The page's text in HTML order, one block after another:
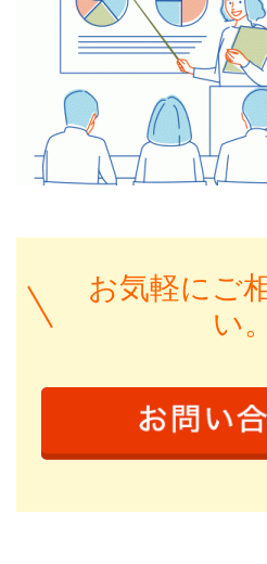
お気軽にご
い。